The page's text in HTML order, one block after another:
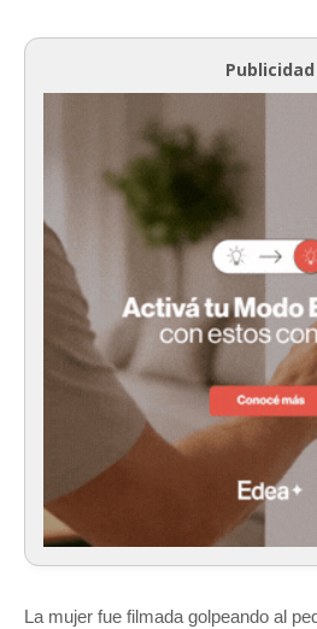
Publicidad
La mujer fue filmada golpeando al